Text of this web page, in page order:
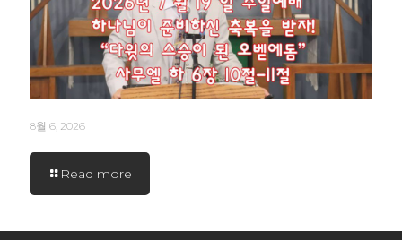
8월 6, 2026
Read more